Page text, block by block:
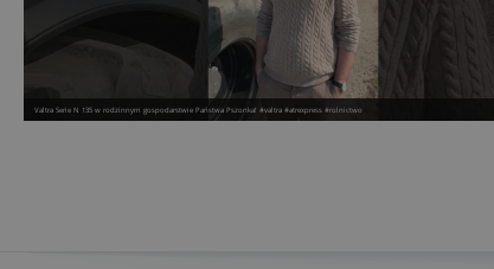
Valtra Serie N 135 w rodzinnym gospodarstwie Państwa Pszonka! #valtra #atrexpress #rolnictwo